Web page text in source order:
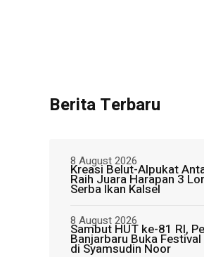
Berita Terbaru
Kreasi Belut-Alpukat
Raih Juara Harapan 3
Serba Ikan Kalsel
8 August 2026
Sambut HUT ke-81 RI,
Banjarbaru Buka
di Syamsudin Noor
8 August 2026